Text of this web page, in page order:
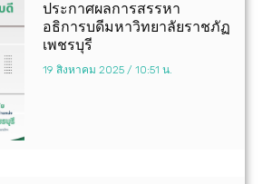
ประกาศผลการสรรหา
อธิการบดีมหาวิทยาลัยราชภัฏ
เพชรบุรี
19 สิงหาคม 2025 10:51 น.